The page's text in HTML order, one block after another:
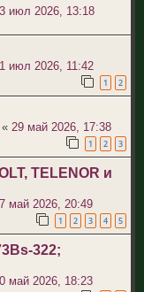
июл 2026, 13:18
июл 2026, 11:42
1 2
« 29 май 2026, 17:38
1 2 3
TELENOR и
май 2026, 20:49
1 2 3 4 5
322;
май 2026, 18:23